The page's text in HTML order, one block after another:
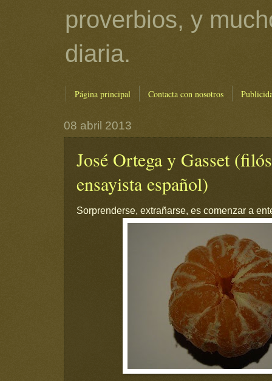
proverbios, y
diaria.
Página principal Contacta con nosotros
08 abril 2013
José Ortega y Gasset
ensayista español)
Sorprenderse, extrañarse, es comenzar a